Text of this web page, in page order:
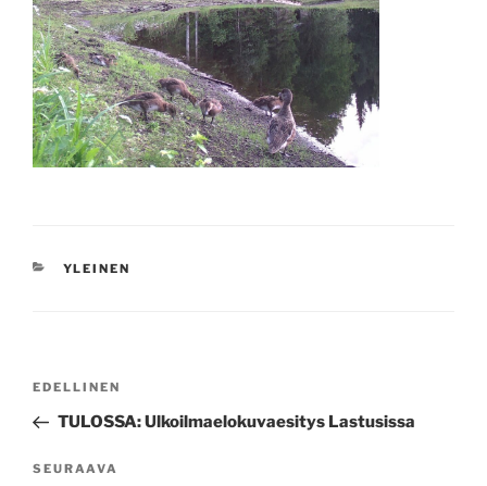
KATEGORIAT
YLEINEN
Edellinen
artikkeli
EDELLINEN
TULOSSA: Ulkoilmaelokuvaesitys Lastusissa
Seuraava
SEURAAVA